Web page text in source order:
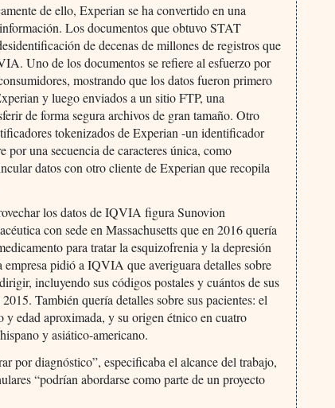
de ello, Experian se ha convertido en una
Los documentos que obtuvo STAT
de decenas de millones de registros que
Uno de los documentos se refiere al esfuerzo por
mostrando que los datos fueron primero
y luego enviados a un sitio FTP, una
de forma segura archivos de gran tamaño. Otro
tokenizados de Experian -un identificador
por una secuencia de caracteres única, como
datos con otro cliente de Experian que recopila
los datos de IQVIA figura Sunovion
con sede en Massachusetts que en 2016 quería
para tratar la esquizofrenia y la depresión
pidió a IQVIA que averiguara detalles sobre
incluyendo sus códigos postales y cuántos de sus
También quería detalles sobre sus pacientes: el
y edad aproximada, y su origen étnico en cuatro
y asiático-americano.
por diagnóstico”, especificaba el alcance del trabajo,
“podrían abordarse como parte de un proyecto